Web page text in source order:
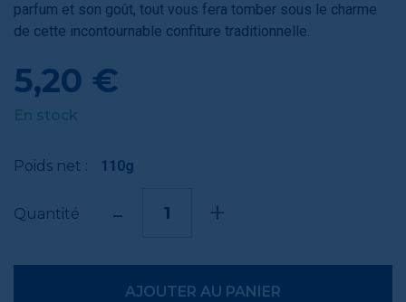
parfum et son goût, tout vous fera tomber sous le charme
de cette incontournable confiture traditionnelle.
5,20 €
En stock
Poids net : 110g
Quantité - +
AJOUTER AU PANIER